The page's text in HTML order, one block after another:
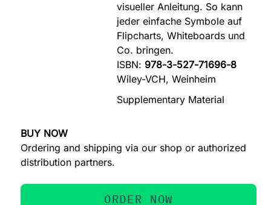
visueller Anleitung. So kann
jeder einfache Symbole auf
Flipcharts, Whiteboards und
Co. bringen.
ISBN: 978-3-527-71696-8
Wiley-VCH, Weinheim
Supplementary Material
BUY NOW
Ordering and shipping via our shop or authorized
distribution partners.
ORDER NOW